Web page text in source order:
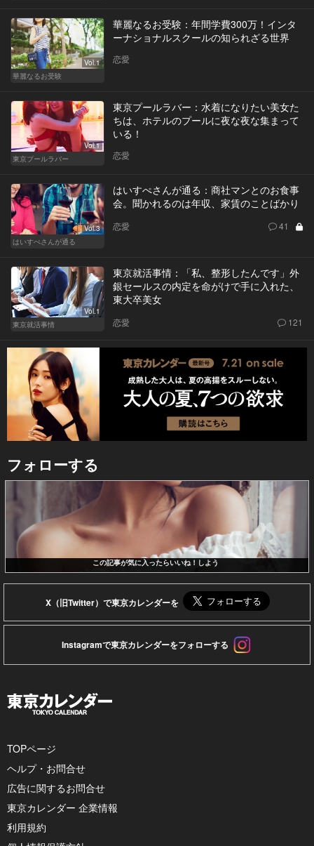
Vol.1
華麗なるお受験
華麗なるお受験：年間学費300万！インタ
ーナショナルスクールの知られざる世界
恋愛
Vol.1
東京プールラバー
東京プールラバー：水着になりたい美女た
ちは、ホテルのプールに夜な夜な集まって
いる！
恋愛
Vol.3
はいすぺさんが通る
はいすぺさんが通る：商社マンとのお食事
会。聞かれるのは年収、家賃のことばかり
恋愛 41
Vol.1
東京就活事情
東京就活事情：「私、整形したんです」外
銀セールスの内定を命がけで手に入れた、
東大卒美女
恋愛 121
フォローする
この記事が気に入ったらいいね！しよう
X（旧Twitter）で東京カレンダーを
Instagramで東京カレンダーをフォローする
TOPページ
ヘルプ・お問合せ
広告に関するお問合せ
東京カレンダー 企業情報
利用規約